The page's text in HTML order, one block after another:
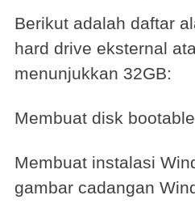
Berikut adalah daftar
hard drive eksternal
menunjukkan 32GB:
Membuat disk
Membuat instalasi
gambar cadangan